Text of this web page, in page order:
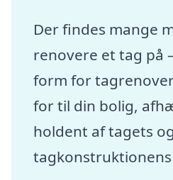
Der findes mange
renovere et tag på
form for
for til din bolig,
holdent af tagets og